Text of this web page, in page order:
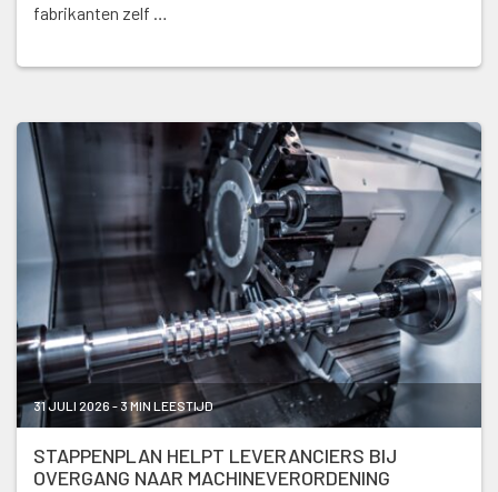
fabrikanten zelf …
31 JULI 2026 - 3 MIN LEESTIJD
STAPPENPLAN HELPT LEVERANCIERS BIJ
OVERGANG NAAR MACHINEVERORDENING